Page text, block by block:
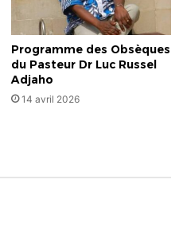
Programme des Obsèques
du Pasteur Dr Luc Russel
Adjaho
14 avril 2026